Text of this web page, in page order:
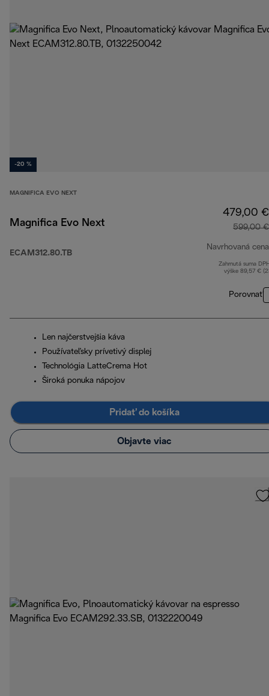
-20 %
MAGNIFICA EVO NEXT
Magnifica Evo Next
ECAM312.80.TB
479,00 €
599,00 €
Navrhovaná cena
Zahrnutá suma
výške 89,57 €
Porovnať
Len najčerstvejšia káva
Používateľsky prívetivý displej
Technológia LatteCrema Hot
Široká ponuka nápojov
Pridať do košíka
Objavte viac